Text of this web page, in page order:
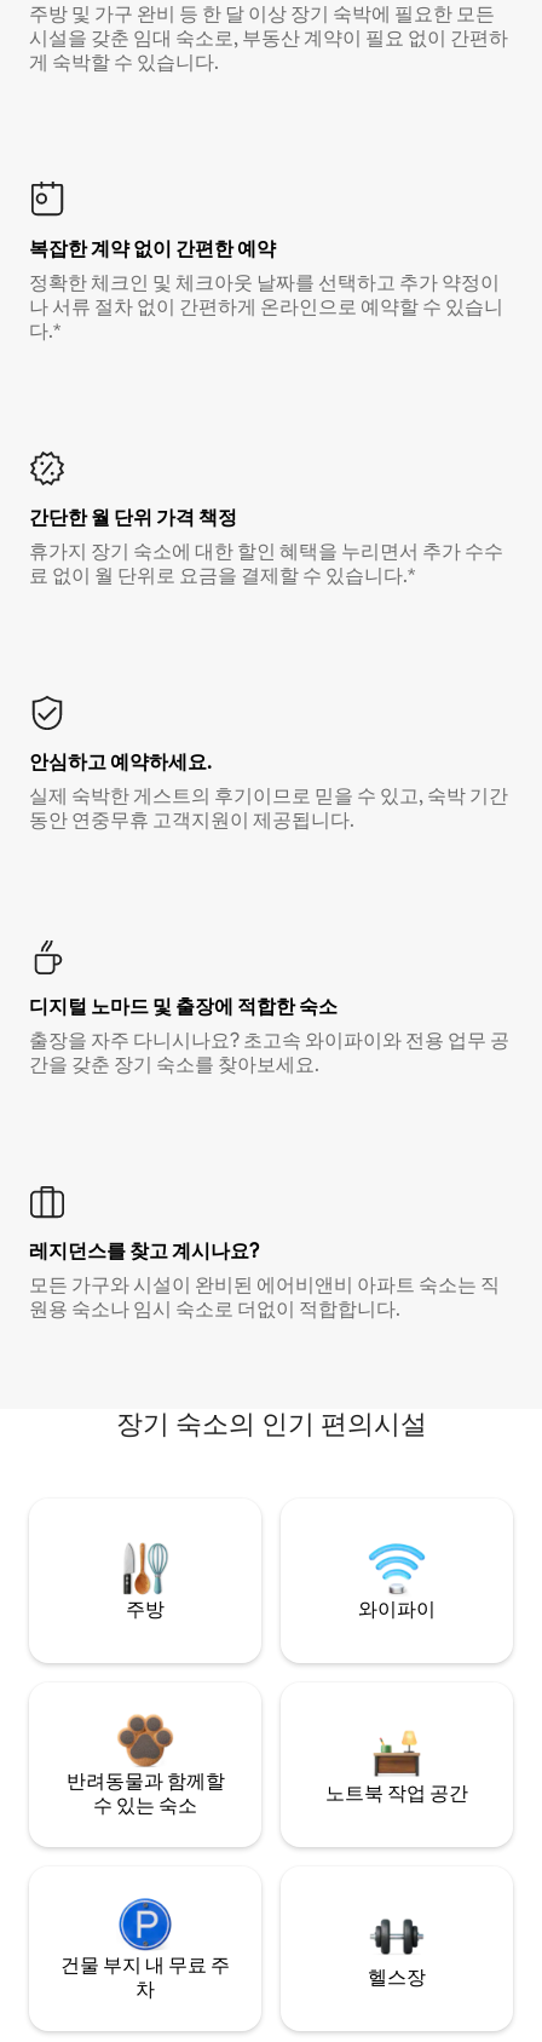
주방 및 가구 완비 등 한 달 이상 장기 숙박에 필요한 모든
시설을 갖춘 임대 숙소로, 부동산 계약이 필요 없이 간편하
게 숙박할 수 있습니다.
복잡한 계약 없이 간편한 예약
정확한 체크인 및 체크아웃 날짜를 선택하고 추가 약정이
나 서류 절차 없이 간편하게 온라인으로 예약할 수 있습니
다.*
간단한 월 단위 가격 책정
휴가지 장기 숙소에 대한 할인 혜택을 누리면서 추가 수수
료 없이 월 단위로 요금을 결제할 수 있습니다.*
안심하고 예약하세요.
실제 숙박한 게스트의 후기이므로 믿을 수 있고, 숙박 기간
동안 연중무휴 고객지원이 제공됩니다.
디지털 노마드 및 출장에 적합한 숙소
출장을 자주 다니시나요? 초고속 와이파이와 전용 업무 공
간을 갖춘 장기 숙소를 찾아보세요.
레지던스를 찾고 계시나요?
모든 가구와 시설이 완비된 에어비앤비 아파트 숙소는 직
원용 숙소나 임시 숙소로 더없이 적합합니다.
장기 숙소의 인기 편의시설
주방 와이파이
반려동물과 함께할
수 있는 숙소
노트북 작업 공간
건물 부지 내 무료 주
차
헬스장